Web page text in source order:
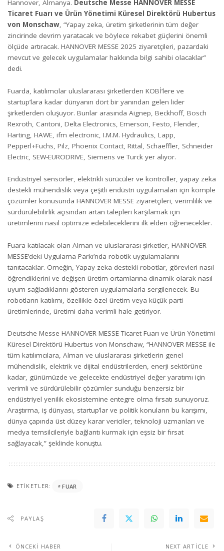
Hannover, Almanya. Deutsche Messe HANNOVER MESSE
Ticaret Fuarı ve Ürün Yönetimi Küresel Direktörü Hubertus
von Monschaw, “Yapay zeka, üretim şirketlerinin tüm değer
zincirinde devrim yaratacak ve böylece rekabet güçlerini önemli
ölçüde artıracak. HANNOVER MESSE 2025 ziyaretçileri, pazardaki
mevcut ve gelecek uygulamalar hakkında bilgi sahibi olacaklar”
dedi.
Fuarda, katılımcılar uluslararası şirketlerden KOBİ’lere ve
startup’lara kadar dünyanın dört bir yanından gelen lider
şirketlerden oluşuyor. Bunlar arasında Aignep, Beckhoff, Bosch
Rexroth, Cantoni, Delta Electronics, Emerson, Festo, Flender,
Harting, HAWE, ifm electronic, I.M.M. Hydraulics, Lapp,
Pepperl+Fuchs, Pilz, Phoenix Contact, Rittal, Schaeffler, Schneider
Electric, SEW-EURODRIVE, Siemens ve Turck yer alıyor.
Endüstriyel sensörler, elektrikli sürücüler ve kontroller, yapay zeka
destekli mühendislik veya çeşitli endüstri uygulamaları için komple
çözümler konusunda HANNOVER MESSE ziyaretçileri, verimlilik ve
sürdürülebilirlik açısından artan talepleri karşılamak için
üretimlerini nasıl optimize edebileceklerini ilk elden öğrenecekler.
Fuara katılacak olan Alman ve uluslararası şirketler, HANNOVER
MESSE’deki Uygulama Parkı’nda robotik uygulamalarını
tanıtacaklar. Örneğin, Yapay zeka destekli robotlar, görevleri nasıl
öğrendiklerini ve değişen üretim ortamlarına dinamik olarak nasıl
uyum sağladıklarını gösteren uygulamalarla sergilenecek. Bu
robotların katılımı, özellikle özel üretim veya küçük parti
üretimlerinde, üretimi daha verimli hale getiriyor.
Deutsche Messe HANNOVER MESSE Ticaret Fuarı ve Ürün Yönetimi
Küresel Direktörü Hubertus von Monschaw, “HANNOVER MESSE ile
tüm katılımcılara, Alman ve uluslararası şirketlerin genel
mühendislik, elektrik ve dijital endüstrilerden, enerji sektörüne
kadar, günümüzde ve gelecekte endüstriyel değer yaratımı için
verimli ve sürdürülebilir çözümler sunduğu benzersiz bir
endüstriyel yenilik ekosistemine entegre olma fırsatı sunuyoruz.
Araştırma, iş dünyası, startup’lar ve politik konuların bu karışımı,
dünya çapında üst düzey karar vericiler, teknoloji uzmanları ve
medya temsilcileriyle bağlantı kurmak için eşsiz bir fırsat
sağlayacak,” şeklinde konuştu.
ETIKETLER: FUAR
PAYLAŞ
ÖNCEKI HABER NEXT ARTICLE